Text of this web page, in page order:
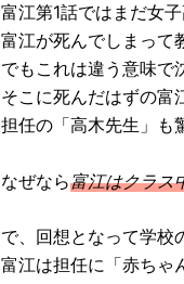
富江第1話ではまだ女子
富江が死んでしまって
でもこれは違う意味で
そこに死んだはずの富
担任の「高木先生」も
なぜなら富江はクラス
で、回想となって学校
富江は担任に「赤ちゃ